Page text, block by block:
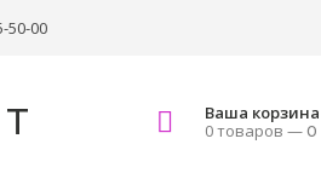
50-00
Ваша корзина
0 товаров —0